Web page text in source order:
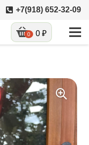
+7(918) 652-32-09
0 0 ₽